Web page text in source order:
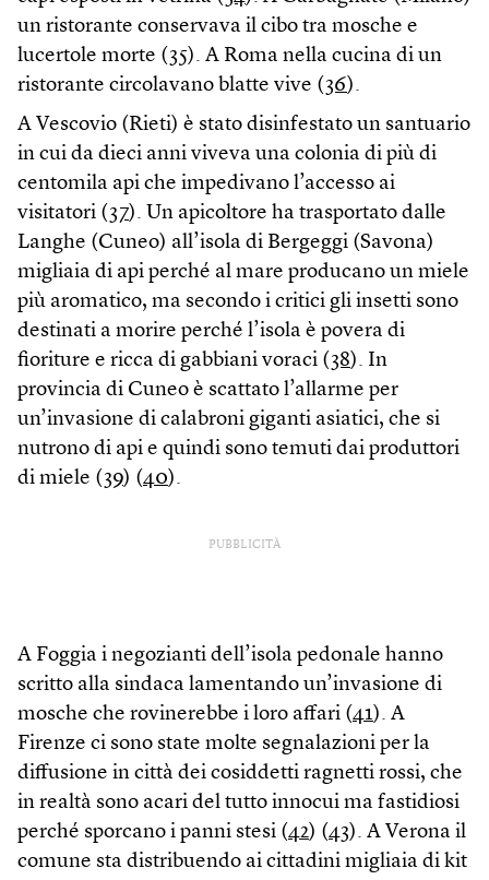
un ristorante conservava il cibo tra mosche e
lucertole morte ( 35). A Roma nella cucina di un
ristorante circolavano blatte vive ( 36).
A Vescovio (Rieti) è stato disinfestato un santuario
in cui da dieci anni viveva una colonia di più di
centomila api che impedivano l’accesso ai
visitatori ( 37). Un apicoltore ha trasportato dalle
Langhe (Cuneo) all’isola di Bergeggi (Savona)
migliaia di api perché al mare producano un miele
più aromatico, ma secondo i critici gli insetti sono
destinati a morire perché l’isola è povera di
fioriture e ricca di gabbiani voraci ( 38). In
provincia di Cuneo è scattato l’allarme per
un’invasione di calabroni giganti asiatici, che si
nutrono di api e quindi sono temuti dai produttori
di miele ( 39) (40).
PUBBLICITÀ
A Foggia i negozianti dell’isola pedonale hanno
scritto alla sindaca lamentando un’invasione di
mosche che rovinerebbe i loro affari (41). A
Firenze ci sono state molte segnalazioni per la
diffusione in città dei cosiddetti ragnetti rossi, che
in realtà sono acari del tutto innocui ma fastidiosi
perché sporcano i panni stesi (42) (43). A Verona il
comune sta distribuendo ai cittadini migliaia di kit